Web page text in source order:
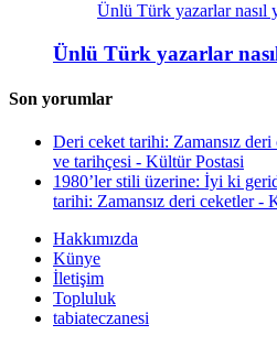
Ünlü Türk yazarlar nasıl
Ünlü Türk yazarlar
Son yorumlar
Deri ceket tarihi: Zamansız deri
ve tarihçesi - Kültür Postasi
1980’ler stili üzerine: İyi ki
tarihi: Zamansız deri ceketler -
Hakkımızda
Künye
İletişim
Topluluk
tabiateczanesi